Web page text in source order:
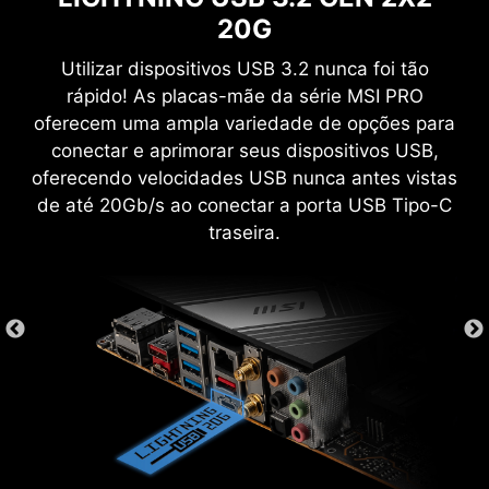
MAIOR AFINIDADE DIY
CERTIFICADO WINDOWS 11
20G
Utilizar dispositivos USB 3.2 nunca foi tão
rápido! As placas-mãe da série MSI PRO
oferecem uma ampla variedade de opções para
conectar e aprimorar seus dispositivos USB,
oferecendo velocidades USB nunca antes vistas
de até 20Gb/s ao conectar a porta USB Tipo-C
traseira.
SMT dedicado e a tecnologia MSI Memory
Boost, o PRO X670-P WIFI está pronto para
oferecer um desempenho de memória de nível
mundial.
O avançado processo de soldagem SMT
(Surface Mount Technology) reduz a taxa
de danos nos pontos de solda, o
eletromagnetismo e a interferência. A
combinação com a exclusiva tecnologia
MSI forneça um sinal DDR5 mais limpo e
puro de alta freqüência.
Mystic Light
Crie sua própria obra de arte colorida com
facilidade. Derrame qualquer cor que desejar
com apenas alguns cliques!